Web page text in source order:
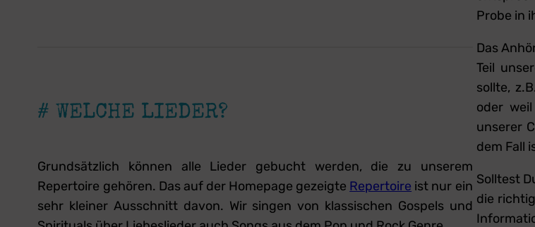
# WELCHE LIEDER?
Grundsätzlich können alle Lieder gebucht werden, die zu unserem
Repertoire gehören. Das auf der Homepage gezeigte Repertoire ist nur ein
sehr kleiner Ausschnitt davon. Wir singen von klassischen Gospels und
Probe in
Das
Teil
sollte,
oder
unserer
dem Fall
Solltest
die